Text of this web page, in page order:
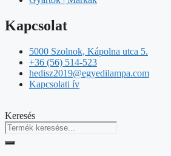
Kapcsolat
5000 Szolnok, Kápolna utca 5.
+36 (56) 514-523
hedisz2019@egyedilampa.com
Kapcsolati ív
Keresés